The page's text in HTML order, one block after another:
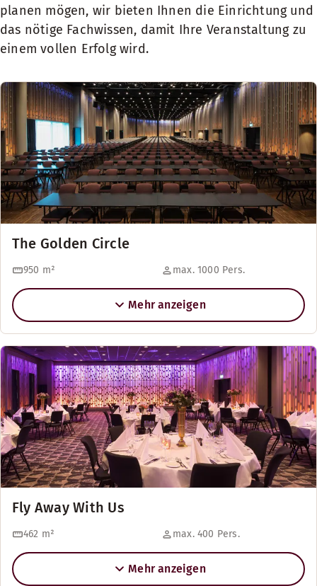
planen mögen, wir bieten Ihnen die Einrichtung und
das nötige Fachwissen, damit Ihre Veranstaltung zu
einem vollen Erfolg wird.
The Golden Circle
950 m² max. 1000 Pers.
Mehr anzeigen
Fly Away With Us
462 m² max. 400 Pers.
Mehr anzeigen